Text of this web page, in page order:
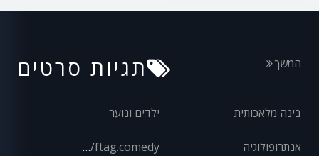
תגיות סרטים המשך
בינה מלאכותית
אנתרופולוגיה
ילדים ונוער
front/ftag.comedy